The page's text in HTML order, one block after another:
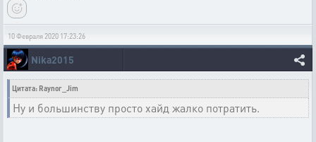
10 Февраля 2020 17:23:26
Nika2015
Цитата: Raynor_Jim
Ну и большинству просто хайд жалко потратить.